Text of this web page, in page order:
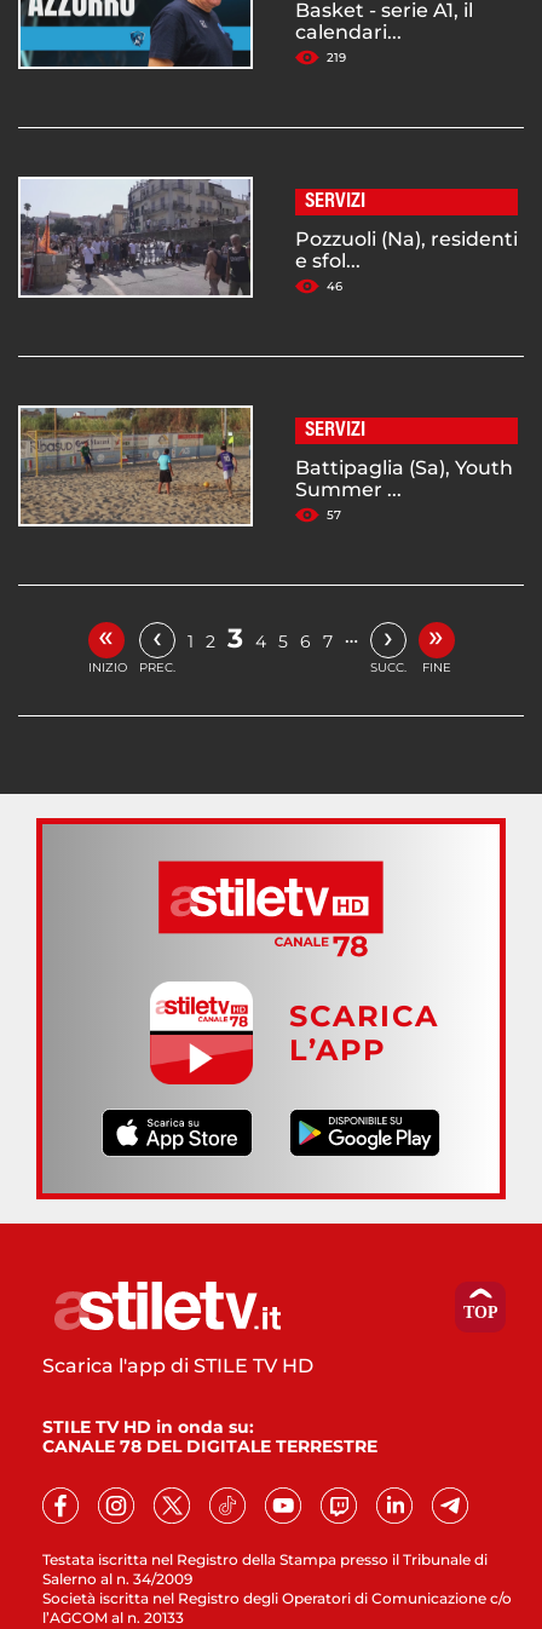
Basket - serie A1, il
calendari...
219
SERVIZI
Pozzuoli (Na), residenti
e sfol...
46
SERVIZI
Battipaglia (Sa), Youth
Summer ...
57
«
INIZIO
‹
PREC.
1 2 3 4 5 6 7 … ›
SUCC.
»
FINE
SCARICA
L’APP
Testata iscritta nel Registro della Stampa presso il Tribunale di
Salerno al n. 34/2009
Società iscritta nel Registro degli Operatori di Comunicazione c/o
l’AGCOM al n. 20133
Scarica l'app di STILE TV HD
STILE TV HD in onda su:
CANALE 78 DEL DIGITALE TERRESTRE